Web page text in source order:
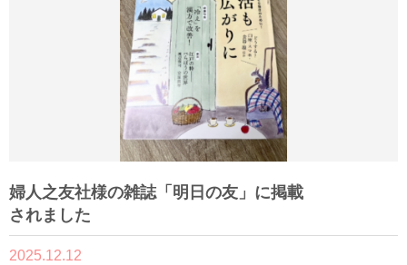
婦人之友社様の雑誌「明日の友」に掲載
されました
2025.12.12